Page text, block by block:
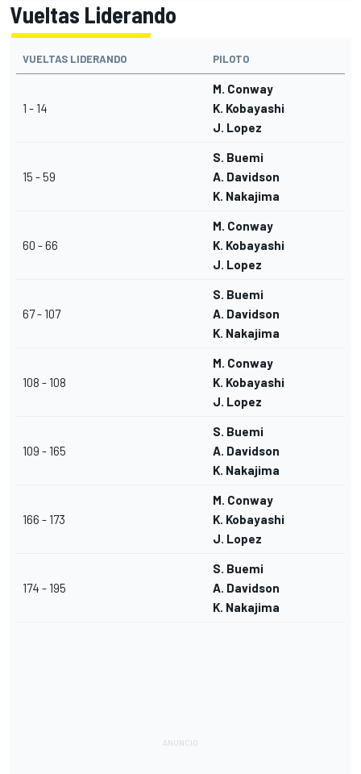
Vueltas Liderando
VUELTAS LIDERANDO PILOTO
1 - 14
M. Conway
K. Kobayashi
J. Lopez
15 - 59
S. Buemi
A. Davidson
K. Nakajima
60 - 66
M. Conway
K. Kobayashi
J. Lopez
67 - 107
S. Buemi
A. Davidson
K. Nakajima
108 - 108
M. Conway
K. Kobayashi
J. Lopez
109 - 165
S. Buemi
A. Davidson
K. Nakajima
166 - 173
M. Conway
K. Kobayashi
J. Lopez
174 - 195
S. Buemi
A. Davidson
K. Nakajima